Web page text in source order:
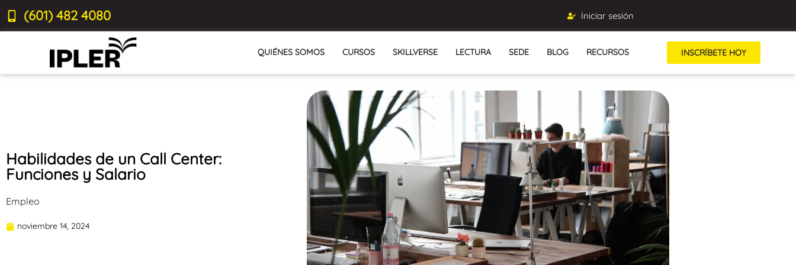
(601) 482 4080 Iniciar sesión
QUIÉNES SOMOS CURSOS SKILLVERSE LECTURA SEDE BLOG RECURSOS INSCRÍBETE HOY
Habilidades de un Call Center:
Funciones y Salario
Empleo
noviembre 14, 2024